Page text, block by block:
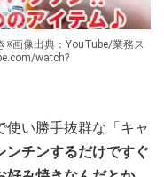
※画像出典：YouTube/業務ス
watch?
い勝手抜群な「キャ
ンチンするだけですぐ